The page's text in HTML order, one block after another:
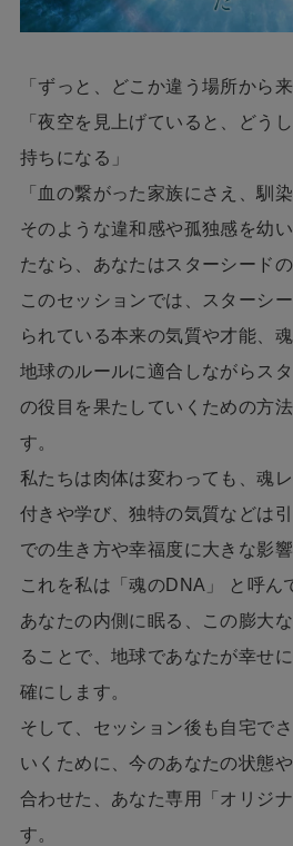
「ずっと、どこか違う場所から
「夜空を見上げていると、どう
持ちになる」
「血の繋がった家族にさえ、馴
そのような違和感や孤独感を幼
たなら、あなたはスターシードの
このセッションでは、スターシ
られている本来の気質や才能、
地球のルールに適合しながらス
の役目を果たしていくための方
す。
私たちは肉体は変わっても、魂
付きや学び、独特の気質などは
での生き方や幸福度に大きな影
これを私は「魂のDNA」 と呼ん
あなたの内側に眠る、この膨大
ることで、地球であなたが幸せ
確にします。
そして、セッション後も自宅で
いくために、今のあなたの状態
合わせた、あなた専用「オリジ
す。